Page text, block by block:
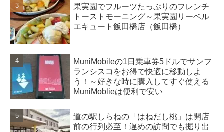
果実園でフルーツたっぷりのフレンチ
トーストモーニング～果実園リーベル
エキュート飯田橋店（飯田橋）
MuniMobileの1日乗車券5ドルでサンフ
ランシスコをお得で快適に移動しよ
う！～好きな時に購入してすぐ使える
MuniMoblieは便利で安い
道の駅しらねの「はねだし桃」は開店
前の行列必至！遅めの訪問でも掘り出